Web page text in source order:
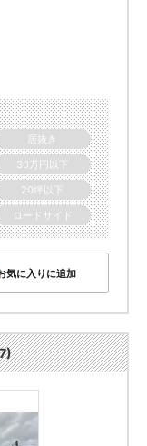
居抜き
30万円以下
20坪以下
ロードサイド
気に入りに追加